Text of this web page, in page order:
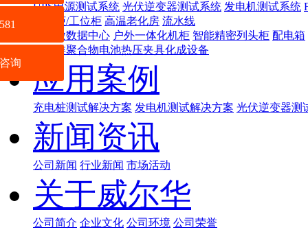
UPS电源测试系统 光伏逆变器测试系统 发电机测试系统
配电柜/工位柜 高温老化房 流水线
VSR微数据中心 户外一体化机柜 智能精密列头柜 配电箱
数码类聚合物电池热压夹具化成设备
应用案例
充电桩测试解决方案 发电机测试解决方案 光伏逆变器测
新闻资讯
公司新闻 行业新闻 市场活动
关于威尔华
公司简介 企业文化 公司环境 公司荣誉
询